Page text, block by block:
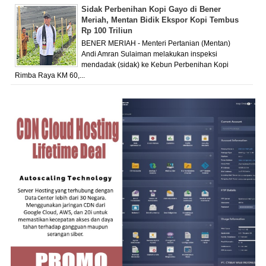
Sidak Perbenihan Kopi Gayo di Bener
Meriah, Mentan Bidik Ekspor Kopi Tembus
Rp 100 Triliun
BENER MERIAH - Menteri Pertanian (Mentan)
Andi Amran Sulaiman melakukan inspeksi
mendadak (sidak) ke Kebun Perbenihan Kopi
Rimba Raya KM 60,...